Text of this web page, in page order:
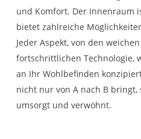
und Komfort. Der Innenraum
bietet zahlreiche
Jeder Aspekt, von den
fortschrittlichen Technologie,
an Ihr Wohlbefinden
nicht nur von A nach B
umsorgt und verwöhnt.